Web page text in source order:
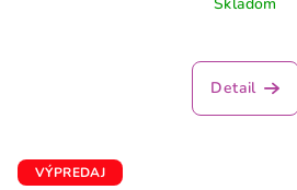
Detail
VÝPREDAJ